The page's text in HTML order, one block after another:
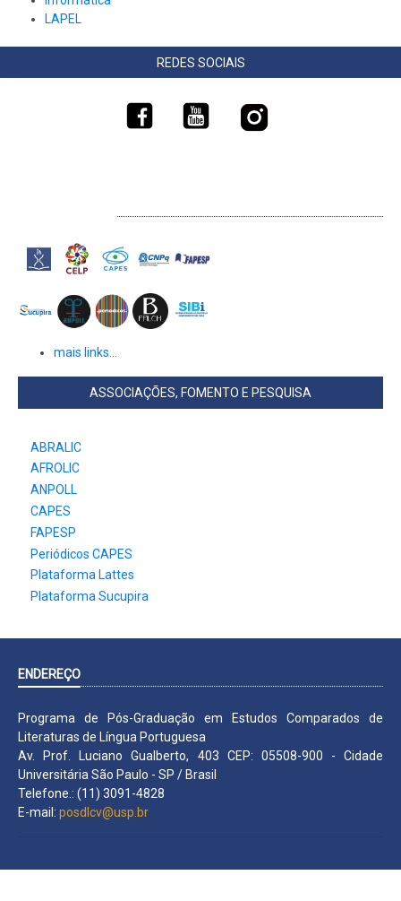
LAPEL
REDES SOCIAIS
mais links...
ASSOCIAÇÕES, FOMENTO E PESQUISA
ABRALIC
AFROLIC
ANPOLL
CAPES
FAPESP
Periódicos CAPES
Plataforma Lattes
Plataforma Sucupira
ENDEREÇO
Programa de Pós-Graduação em Estudos Comparados de
Literaturas de Língua Portuguesa
Av. Prof. Luciano Gualberto, 403 CEP: 05508-900 - Cidade
Universitária São Paulo - SP / Brasil
Telefone.: (11) 3091-4828
E-mail: posdlcv@usp.br